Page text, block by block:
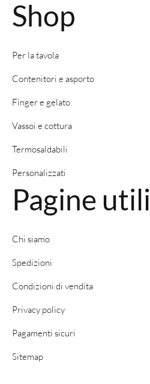
Shop
Per la tavola
Contenitori e asporto
Finger e gelato
Vassoi e cottura
Termosaldabili
Personalizzati
Pagine utili
Chi siamo
Spedizioni
Condizioni di vendita
Privacy policy
Pagamenti sicuri
Sitemap